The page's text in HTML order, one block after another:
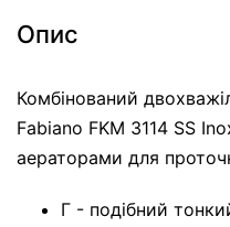
Опис
Комбінований
Fabiano FKM 3114 SS
аераторами для
Г - подібний